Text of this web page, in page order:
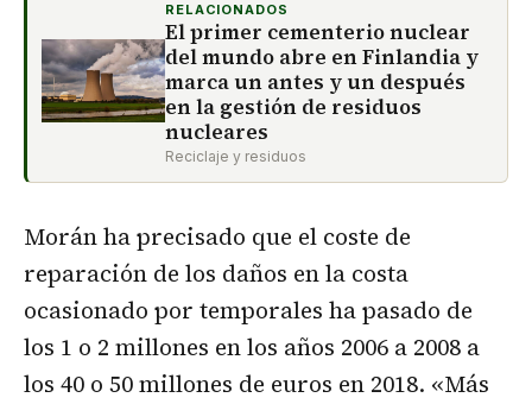
RELACIONADOS
El primer cementerio nuclear
del mundo abre en Finlandia y
marca un antes y un después
en la gestión de residuos
nucleares
Reciclaje y residuos
Morán ha precisado que el coste de
reparación de los daños en la costa
ocasionado por temporales ha pasado de
los 1 o 2 millones en los años 2006 a 2008 a
los 40 o 50 millones de euros en 2018. «Más